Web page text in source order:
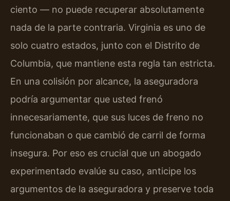
ciento — no puede recuperar absolutamente
nada de la parte contraria. Virginia es uno de
solo cuatro estados, junto con el Distrito de
Columbia, que mantiene esta regla tan estricta.
En una colisión por alcance, la aseguradora
podría argumentar que usted frenó
innecesariamente, que sus luces de freno no
funcionaban o que cambió de carril de forma
insegura. Por eso es crucial que un abogado
experimentado evalúe su caso, anticipe los
argumentos de la aseguradora y preserve toda